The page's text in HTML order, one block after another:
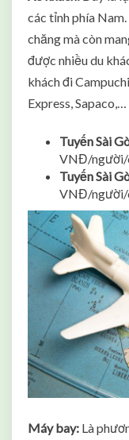
các tỉnh phía
chăng mà còn
được nhiều du
khách đi
Express,
Tuyến Sài
VNĐ/người/
Tuyến Sài
VNĐ/người/
Máy bay: Là